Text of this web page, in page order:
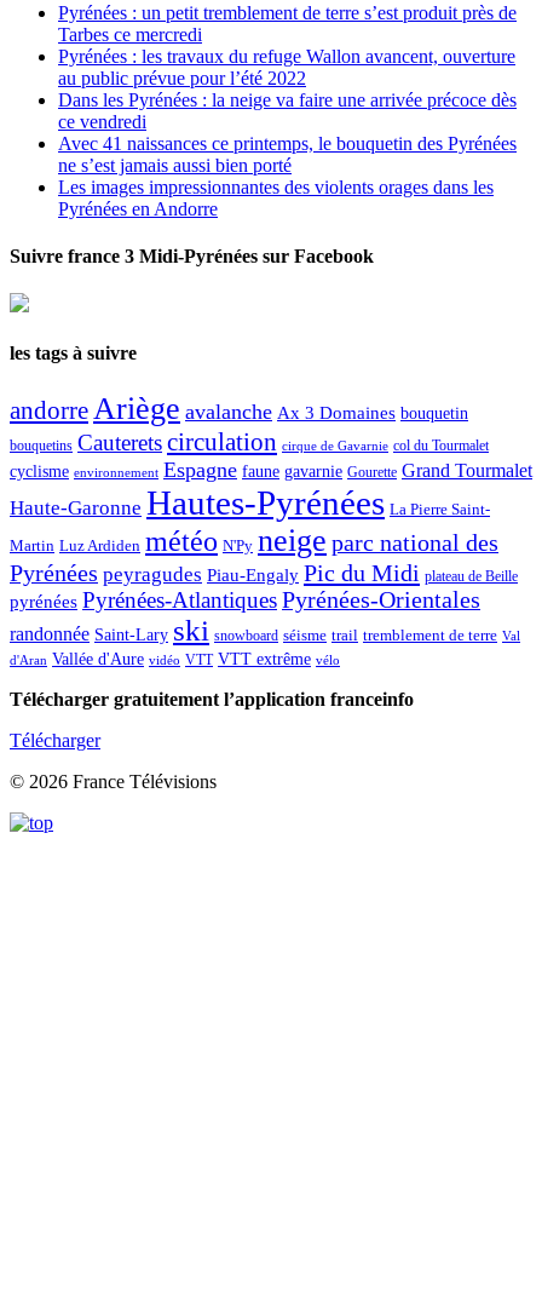
Pyrénées : un petit tremblement de terre s’est produit près de
Tarbes ce mercredi
Pyrénées : les travaux du refuge Wallon avancent, ouverture
au public prévue pour l’été 2022
Dans les Pyrénées : la neige va faire une arrivée précoce dès
ce vendredi
Avec 41 naissances ce printemps, le bouquetin des Pyrénées
ne s’est jamais aussi bien porté
Les images impressionnantes des violents orages dans les
Pyrénées en Andorre
Suivre france 3 Midi-Pyrénées sur Facebook
les tags à suivre
andorre Ariège avalanche Ax 3 Domaines bouquetin
bouquetins Cauteretscirculation cirque de Gavarnie col du Tourmalet
cyclisme environnement Espagne faune gavarnie Gourette Grand Tourmalet
Haute-Garonne Hautes-Pyrénées La Pierre Saint-
Martin Luz Ardiden météo N'Py neige parc national des
Pyrénées peyragudes Piau-Engaly Pic du Midi plateau de Beille
pyrénées Pyrénées-AtlantiquesPyrénées-Orientales
randonnée Saint-Lary ski snowboard séisme trail tremblement de terre Val
d'Aran Vallée d'Aure vidéo VTT VTT extrême vélo
Télécharger gratuitement l’application franceinfo
Télécharger
© 2026 France Télévisions